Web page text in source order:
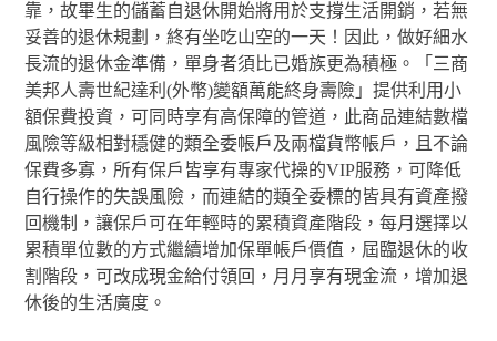
靠，故畢生的儲蓄自退休開始將用於支撐生活開銷，若無
妥善的退休規劃，終有坐吃山空的一天！因此，做好細水
長流的退休金準備，單身者須比已婚族更為積極。「三商
美邦人壽世紀達利(外幣)變額萬能終身壽險」提供利用小
額保費投資，可同時享有高保障的管道，此商品連結數檔
風險等級相對穩健的類全委帳戶及兩檔貨幣帳戶，且不論
保費多寡，所有保戶皆享有專家代操的VIP服務，可降低
自行操作的失誤風險，而連結的類全委標的皆具有資產撥
回機制，讓保戶可在年輕時的累積資產階段，每月選擇以
累積單位數的方式繼續增加保單帳戶價值，屆臨退休的收
割階段，可改成現金給付領回，月月享有現金流，增加退
休後的生活廣度。